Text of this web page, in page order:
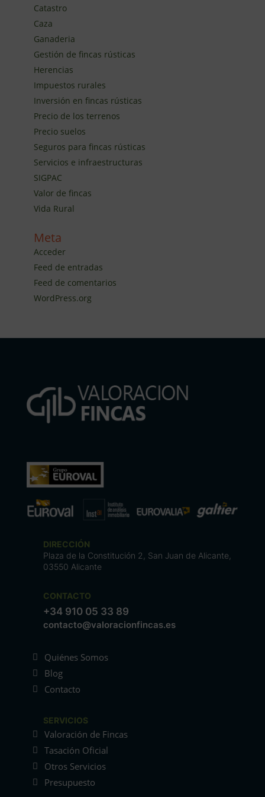
Catastro
Caza
Ganaderia
Gestión de fincas rústicas
Herencias
Impuestos rurales
Inversión en fincas rústicas
Precio de los terrenos
Precio suelos
Seguros para fincas rústicas
Servicios e infraestructuras
SIGPAC
Valor de fincas
Vida Rural
Meta
Acceder
Feed de entradas
Feed de comentarios
WordPress.org
DIRECCIÓN
Plaza de la Constitución 2, San Juan de Alicante,
03550 Alicante
CONTACTO
+34 910 05 33 89
contacto@valoracionfincas.es
Quiénes Somos
Blog
Contacto
SERVICIOS
Valoración de Fincas
Tasación Oficial
Otros Servicios
Presupuesto